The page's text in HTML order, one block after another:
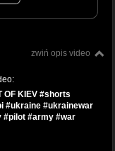
zwiń opis video
OF KIEV #shorts
#ukraine #ukrainewar
#pilot #army #war